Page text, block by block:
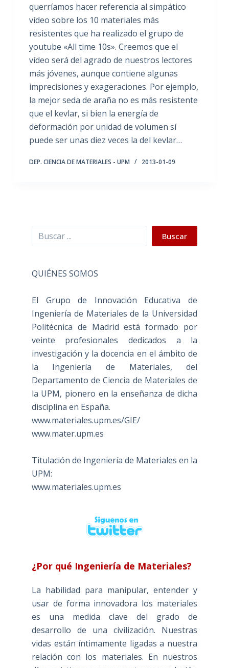
querríamos hacer referencia al simpático
vídeo sobre los 10 materiales más
resistentes que ha realizado el grupo de
youtube «All time 10s». Creemos que el
vídeo será del agrado de nuestros lectores
más jóvenes, aunque contiene algunas
imprecisiones y exageraciones. Por ejemplo,
la mejor seda de araña no es más resistente
que el kevlar, si bien la energía de
deformación por unidad de volumen sí
puede ser unas diez veces la del kevlar…
DEP. CIENCIA DE MATERIALES - UPM 2013-01-09
Buscar Buscar
QUIÉNES SOMOS
El Grupo de Innovación Educativa de
Ingeniería de Materiales de la Universidad
Politécnica de Madrid está formado por
veinte profesionales dedicados a la
investigación y la docencia en el ámbito de
la Ingeniería de Materiales, del
Departamento de Ciencia de Materiales de
la UPM, pionero en la enseñanza de dicha
disciplina en España.
www.materiales.upm.es/GIE/
www.mater.upm.es
Titulación de Ingeniería de Materiales en la
UPM:
www.materiales.upm.es
¿Por qué Ingeniería de Materiales?
La habilidad para manipular, entender y
usar de forma innovadora los materiales
es una medida clave del grado de
desarrollo de una civilización. Nuestras
vidas están íntimamente ligadas a nuestra
relación con los materiales. En nuestros